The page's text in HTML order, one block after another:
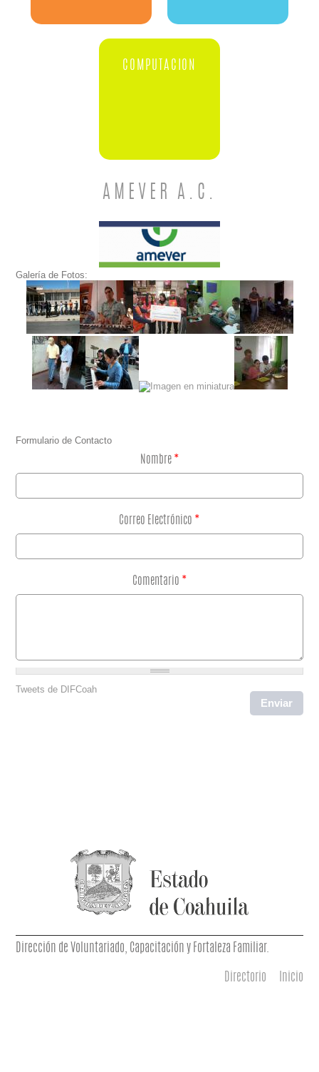
COMPUTACION
AMEVER A.C.
Galería de Fotos:
Formulario de Contacto
Nombre *
Correo Electrónico *
Comentario *
Tweets de DIFCoah
Dirección de Voluntariado, Capacitación y Fortaleza Familiar.
Directorio Inicio